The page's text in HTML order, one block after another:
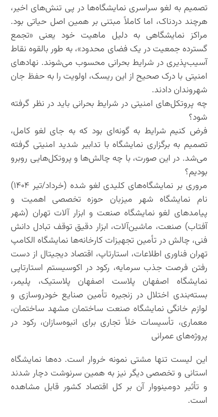
تصمیم به لغو سراسری نمایشگاه‌ها در پی تنش‌های اخیر،
هرچند دردناک، اما کاملاً مبتنی بر همین اصل حیاتی بود.
مراکز نمایشگاهی به دلیل ماهیت خود یعنی «تجمع
گسترده جمعیت در یک فضای محدود»، به طور بالقوه نقاط
آسیب‌پذیری در شرایط بحرانی محسوب می‌شوند. نهادهای
امنیتی با درک صحیح از این ریسک، اولویت را به حفظ جان
شهروندان دادند.
چه پروتکل‌های امنیتی در شرایط بحرانی باید در نظر گرفته
شود؟
فرض کنیم شرایط به گونه‌ای بود که به جای لغو کامل،
تصمیم به برگزاری نمایشگاه با تدابیر شدید امنیتی گرفته
می‌شد. در این صورت، با چه چالش‌ها و پروتکل‌هایی روبرو
بودیم؟
مروری بر نمایشگاه‌های کلیدی لغو شده (خرداد/تیر ۱۴۰۴)
نام نمایشگاه شهر میزبان حوزه تخصصی اهمیت و
پیامدهای لغو نمایشگاه صنعت و ابزار آلات تهران (شهر
آفتاب) صنعت، ماشین‌آلات، ابزار دقیق توقف تبادل دانش
فنی، چالش در تأمین تجهیزات کارخانه‌ها نمایشگاه الکامپ
تهران فناوری اطلاعات، استارتاپ، اقتصاد دیجیتال از دست
رفتن فرصت جذب سرمایه، رکود در اکوسیستم استارتاپی
نمایشگاه اصفهان پلاست اصفهان پلاستیک، پلیمر،
بسته‌بندی اختلال در زنجیره تأمین صنایع خودروسازی و
لوازم خانگی نمایشگاه صنعت ساختمان مشهد ساختمان،
معماری، تأسیسات خلأ تجاری برای انبوه‌سازان، رکود در
پروژه‌های عمرانی
این لیست تنها مشتی نمونه خروار است. ده‌ها نمایشگاه
استانی و تخصصی دیگر نیز به همین سرنوشت دچار شدند
و تأثیر دومینووار آن بر کل اقتصاد کشور قابل مشاهده
است.